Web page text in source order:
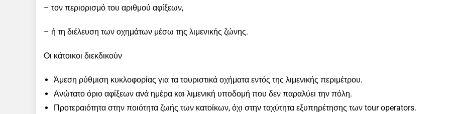
– τον περιορισμό του αριθμού αφίξεων,
– ή τη διέλευση των οχημάτων μέσω της λιμενικής ζώνης.
Οι κάτοικοι διεκδικούν
Άμεση ρύθμιση κυκλοφορίας για τα τουριστικά οχήματα εντός της λιμενικής περιμέτρου.
Ανώτατο όριο αφίξεων ανά ημέρα και λιμενική υποδομή που δεν παραλύει την πόλη.
Προτεραιότητα στην ποιότητα ζωής των κατοίκων, όχι στην ταχύτητα εξυπηρέτησης των tour operators.